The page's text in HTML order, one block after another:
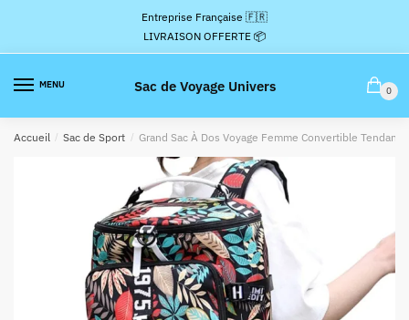
la
navigation
contenu
Entreprise Française 🇫🇷
LIVRAISON OFFERTE 📦
MENU Sac de Voyage Univers 0
Accueil / Sac de Sport / Grand Sac À Dos Voyage Femme Convertible Tendance